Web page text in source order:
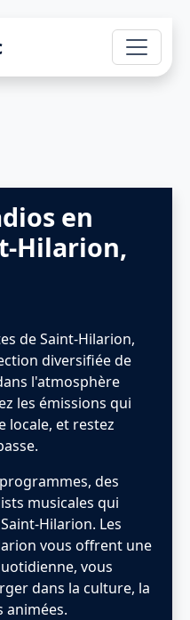
en
Hilarion,
de Saint-Hilarion,
diversifiée de
l'atmosphère
les émissions qui
locale, et restez
des
musicales qui
Hilarion. Les
vous offrent une
vous
dans la culture, la
animées.